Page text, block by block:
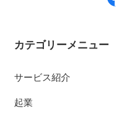
カテゴリーメニュー
サービス紹介
起業